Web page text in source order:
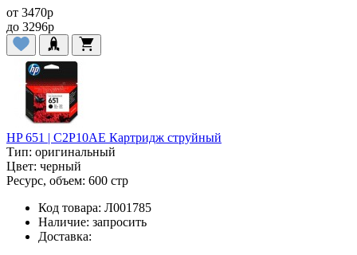
от 3470p
до 3296p
HP 651 | C2P10AE Картридж струйный
Тип: оригинальный
Цвет: черный
Ресурс, объем: 600 стр
Код товара: Л001785
Наличие: запросить
Доставка: